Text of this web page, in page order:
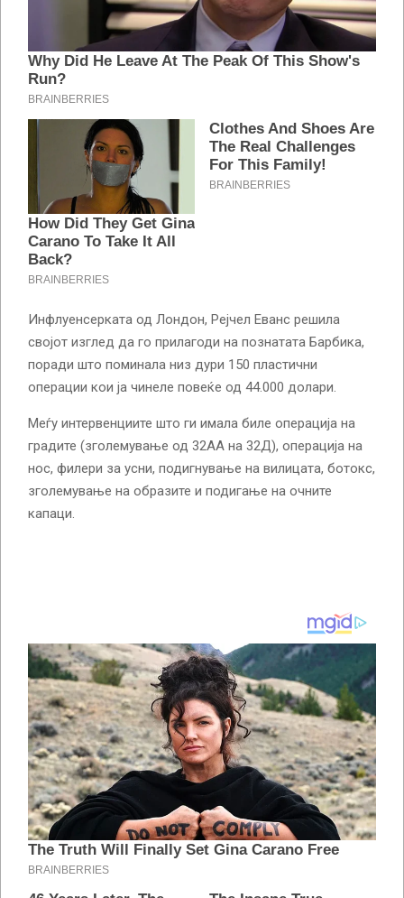
Инфлуенсерката од Лондон, Рејчел Еванс решила
својот изглед да го прилагоди на познатата Барбика,
поради што поминала низ дури 150 пластични
операции кои ја чинеле повеќе од 44.000 долари.
Меѓу интервенциите што ги имала биле операција на
градите (зголемување од 32АА на 32Д), операција на
нос, филери за усни, подигнување на вилицата, ботокс,
зголемување на образите и подигање на очните
капаци.